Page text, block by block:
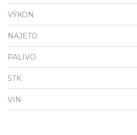
VÝKON
NAJETO
PALIVO
STK
VIN